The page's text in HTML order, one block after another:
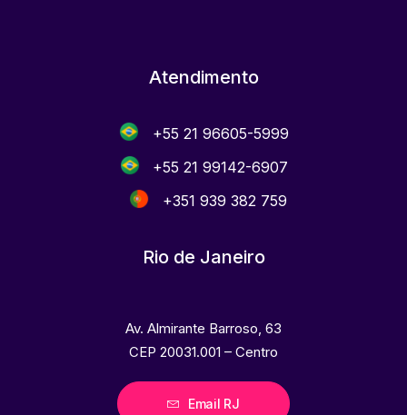
Atendimento
+55 21 96605-5999
+55 21 99142-6907
+351 939 382 759
Rio de Janeiro
Av. Almirante Barroso, 63
CEP 20031.001 – Centro
Email RJ